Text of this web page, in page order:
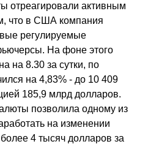
отреагировали активным
что в США компания
регулируемые
На фоне этого
на 8.30 за сутки, по
на 4,83% - до 10 409
185,9 млрд долларов.
позволила одному из
на изменении
4 тысяч долларов за